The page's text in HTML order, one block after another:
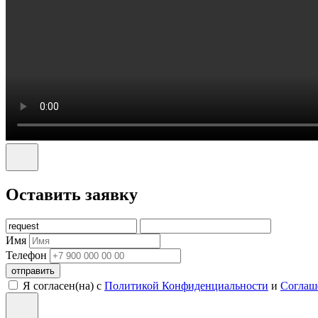
Оставить заявку
Имя
Телефон
отправить
Я согласен(на) с Политикой Конфиденциальности и